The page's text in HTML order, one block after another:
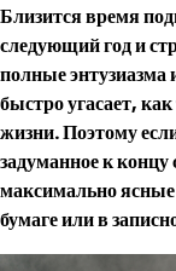
Близится время
следующий год и
полные энтузиазма
быстро угасает,
жизни. Поэтому
задуманное к
максимально
бумаге или в